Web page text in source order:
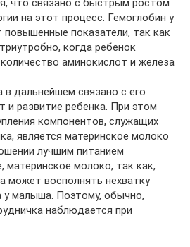
на этот процесс. Гемоглобин у
показатели, так как
когда ребенок
аминокислот и железа
в дальнейшем связано с его
и развитие ребенка. При этом
компонентов, служащих
является материнское молоко
лучшим питанием
материнское молоко, так как,
может восполнять нехватку
у малыша. Поэтому, обычно,
наблюдается при